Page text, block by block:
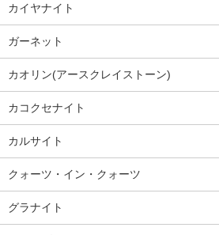
カイヤナイト
ガーネット
カオリン(アースクレイストーン)
カコクセナイト
カルサイト
クォーツ・イン・クォーツ
グラナイト